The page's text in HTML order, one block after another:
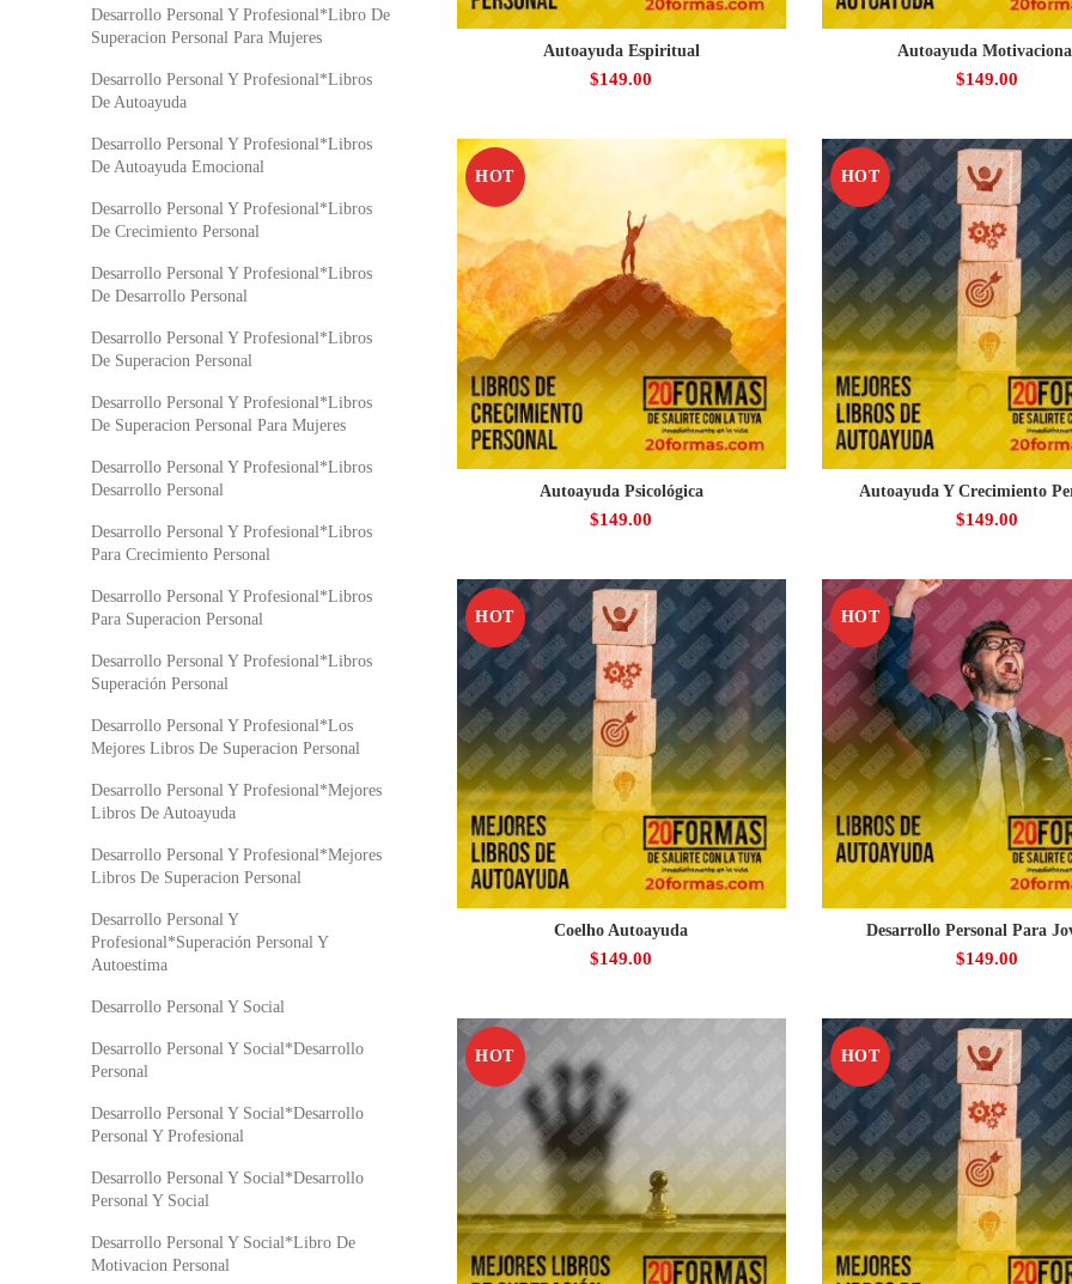
Autoayuda Espiritual
$149.00
Autoayuda
$149.00
HOT
Autoayuda Psicológica
$149.00
HOT
Autoayuda Y Crecimiento
$149.00
HOT
Coelho Autoayuda
$149.00
HOT
Desarrollo Personal Para
$149.00
HOT HOT
Desarrollo Personal Y Profesional*Libro De
Superacion Personal Para Mujeres
Desarrollo Personal Y Profesional*Libros
De Autoayuda
Desarrollo Personal Y Profesional*Libros
De Autoayuda Emocional
Desarrollo Personal Y Profesional*Libros
De Crecimiento Personal
Desarrollo Personal Y Profesional*Libros
De Desarrollo Personal
Desarrollo Personal Y Profesional*Libros
De Superacion Personal
Desarrollo Personal Y Profesional*Libros
De Superacion Personal Para Mujeres
Desarrollo Personal Y Profesional*Libros
Desarrollo Personal
Desarrollo Personal Y Profesional*Libros
Para Crecimiento Personal
Desarrollo Personal Y Profesional*Libros
Para Superacion Personal
Desarrollo Personal Y Profesional*Libros
Superación Personal
Desarrollo Personal Y Profesional*Los
Mejores Libros De Superacion Personal
Desarrollo Personal Y Profesional*Mejores
Libros De Autoayuda
Desarrollo Personal Y Profesional*Mejores
Libros De Superacion Personal
Desarrollo Personal Y
Profesional*Superación Personal Y
Autoestima
Desarrollo Personal Y Social
Desarrollo Personal Y Social*Desarrollo
Personal
Desarrollo Personal Y Social*Desarrollo
Personal Y Profesional
Desarrollo Personal Y Social*Desarrollo
Personal Y Social
Desarrollo Personal Y Social*Libro De
Motivacion Personal